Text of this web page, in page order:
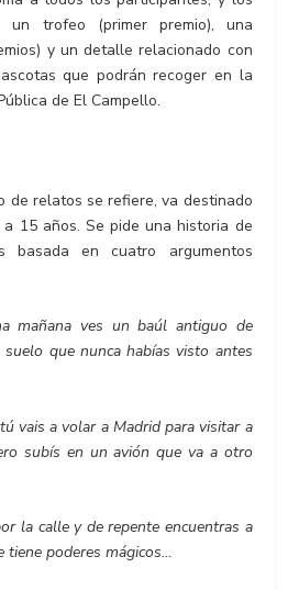
un trofeo (primer premio), una
y un detalle relacionado con
que podrán recoger en la
de El Campello.
de relatos se refiere, va destinado
15 años. Se pide una historia de
basada en cuatro argumentos
mañana ves un baúl antiguo de
que nunca habías visto antes
vais a volar a Madrid para visitar a
subís en un avión que va a otro
la calle y de repente encuentras a
tiene poderes mágicos…